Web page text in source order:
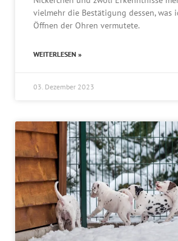
vielmehr die Bestätigung dessen, was
Öffnen der Ohren vermutete.
WEITERLESEN »
03. Dezember 2023